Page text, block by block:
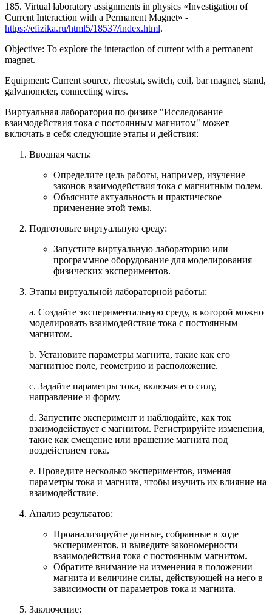
185. Virtual laboratory assignments in physics «Investigation of
Current Interaction with a Permanent Magnet» -
https://efizika.ru/html5/18537/index.html.
Objective: To explore the interaction of current with a permanent
magnet.
Equipment: Current source, rheostat, switch, coil, bar magnet, stand,
galvanometer, connecting wires.
Виртуальная лаборатория по физике "Исследование
взаимодействия тока с постоянным магнитом" может
включать в себя следующие этапы и действия:
Вводная часть:
Определите цель работы, например, изучение
законов взаимодействия тока с магнитным полем.
Объясните актуальность и практическое
применение этой темы.
Подготовьте виртуальную среду:
Запустите виртуальную лабораторию или
программное оборудование для моделирования
физических экспериментов.
Этапы виртуальной лабораторной работы:
a. Создайте экспериментальную среду, в которой можно
моделировать взаимодействие тока с постоянным
магнитом.
b. Установите параметры магнита, такие как его
магнитное поле, геометрию и расположение.
c. Задайте параметры тока, включая его силу,
направление и форму.
d. Запустите эксперимент и наблюдайте, как ток
взаимодействует с магнитом. Регистрируйте изменения,
такие как смещение или вращение магнита под
воздействием тока.
e. Проведите несколько экспериментов, изменяя
параметры тока и магнита, чтобы изучить их влияние на
взаимодействие.
Анализ результатов:
Проанализируйте данные, собранные в ходе
экспериментов, и выведите закономерности
взаимодействия тока с постоянным магнитом.
Обратите внимание на изменения в положении
магнита и величине силы, действующей на него в
зависимости от параметров тока и магнита.
Заключение: